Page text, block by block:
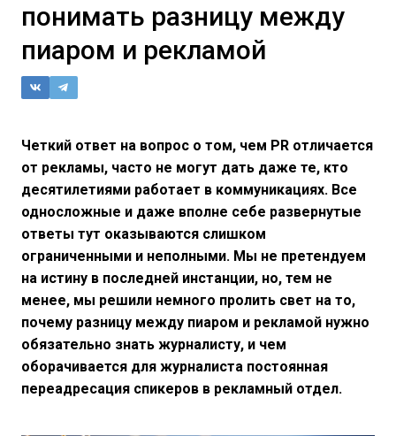
понимать разницу между
пиаром и рекламой
Четкий ответ на вопрос о том, чем PR отличается
от рекламы, часто не могут дать даже те, кто
десятилетиями работает в коммуникациях. Все
односложные и даже вполне себе развернутые
ответы тут оказываются слишком
ограниченными и неполными. Мы не претендуем
на истину в последней инстанции, но, тем не
менее, мы решили немного пролить свет на то,
почему разницу между пиаром и рекламой нужно
обязательно знать журналисту, и чем
оборачивается для журналиста постоянная
переадресация спикеров в рекламный отдел.